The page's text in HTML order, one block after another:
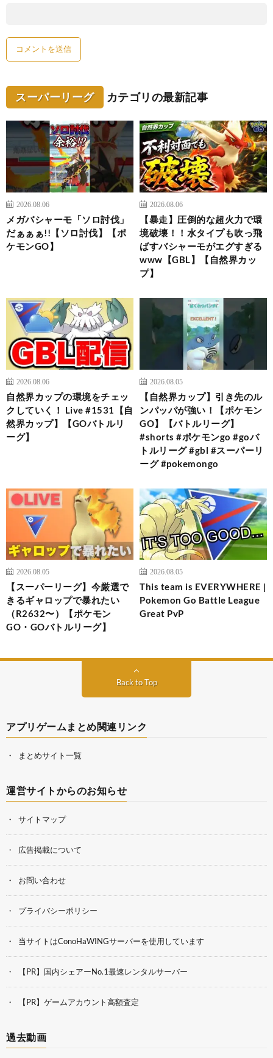
スーパーリーグ カテゴリの最新記事
2026.08.06
メガバシャーモ「ソロ討伐」
だぁぁぁ!!【ソロ討伐】【ポ
ケモンGO】
2026.08.06
【暴走】圧倒的な超火力で環
境破壊！！水タイプも吹っ飛
ばすバシャーモがエグすぎる
www【GBL】【自然界カッ
プ】
2026.08.06
自然界カップの環境をチェッ
クしていく！ Live #1531【自
然界カップ】【GOバトルリ
ーグ】
2026.08.05
【自然界カップ】引き先のル
ンパッパが強い！【ポケモン
GO】【バトルリーグ】
#shorts #ポケモンgo #goバ
トルリーグ #gbl #スーパーリ
ーグ #pokemongo
2026.08.05
【スーパーリーグ】今厳選で
きるギャロップで暴れたい
（R2632〜）【ポケモン
GO・GOバトルリーグ】
2026.08.05
This team is EVERYWHERE |
Pokemon Go Battle League
Great PvP
Back to Top
アプリゲームまとめ関連リンク
まとめサイト一覧
運営サイトからのお知らせ
サイトマップ
広告掲載について
お問い合わせ
プライバシーポリシー
当サイトはConoHaWINGサーバーを使用しています
【PR】国内シェアーNo.1最速レンタルサーバー
【PR】ゲームアカウント高額査定
過去動画